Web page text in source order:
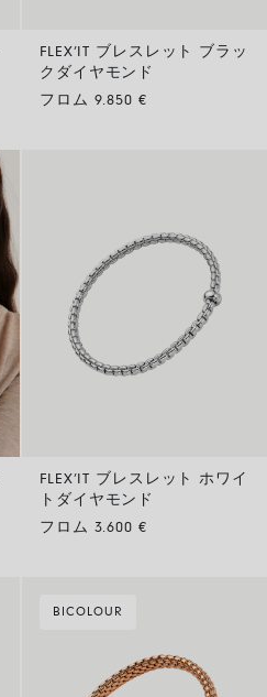
FLEX’IT ブレスレット ブラッ
クダイヤモンド
フロム 9.850 €
FLEX’IT ブレスレット ホワイ
トダイヤモンド
フロム 3.600 €
BICOLOUR